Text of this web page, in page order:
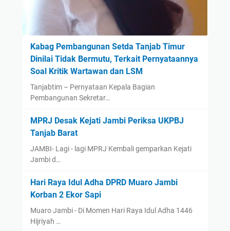
Kabag Pembangunan Setda Tanjab Timur
Dinilai Tidak Bermutu, Terkait Pernyataannya
Soal Kritik Wartawan dan LSM
Tanjabtim – Pernyataan Kepala Bagian
Pembangunan Sekretar…
MPRJ Desak Kejati Jambi Periksa UKPBJ
Tanjab Barat
JAMBI- Lagi - lagi MPRJ Kembali gemparkan Kejati
Jambi d…
Hari Raya Idul Adha DPRD Muaro Jambi
Korban 2 Ekor Sapi
Muaro Jambi - Di Momen Hari Raya Idul Adha 1446
Hijriyah …